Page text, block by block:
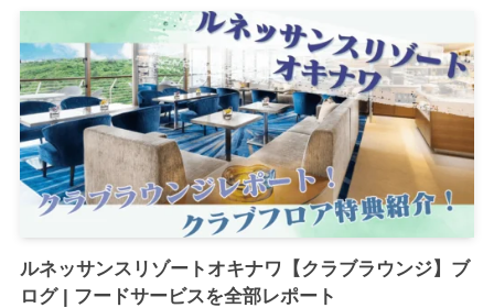
ルネッサンスリゾートオキナワ【クラブラウンジ】ブ
ログ | フードサービスを全部レポート